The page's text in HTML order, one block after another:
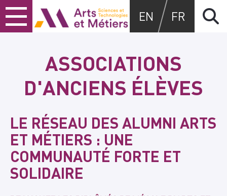
Skip
to
content
Skip
to
main
Skip
to
search
Arts et métiers
EN FR
ASSOCIATIONS
D'ANCIENS ÉLÈVES
LE RÉSEAU DES ALUMNI ARTS
ET MÉTIERS : UNE
COMMUNAUTÉ FORTE ET
SOLIDAIRE